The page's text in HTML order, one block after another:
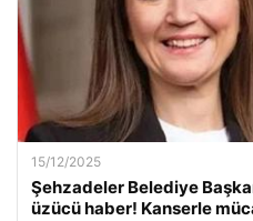
15/12/2025
Şehzadeler Belediye
üzücü haber! Kanserle